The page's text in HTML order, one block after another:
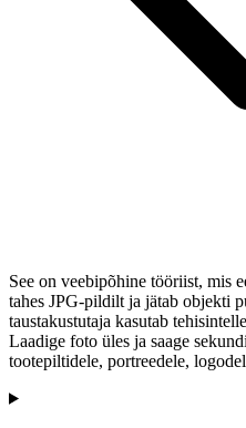
See on veebipõhine tööriist, mis
tahes JPG-pildilt ja jätab objekti
taustakustutaja kasutab
Laadige foto üles ja saage
tootepiltidele, portreedele,